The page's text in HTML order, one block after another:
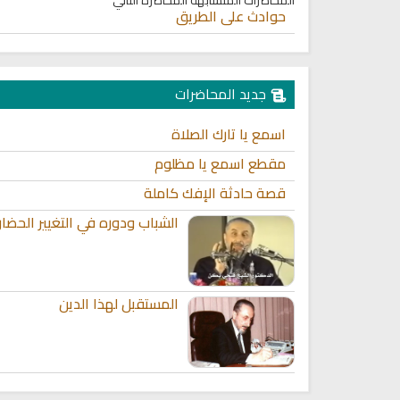
حوادث على الطريق
جديد المحاضرات
اسمع يا تارك الصلاة
مقطع اسمع يا مظلوم
قصة حادثة الإفك كاملة
الشباب ودوره في التغيير
المستقبل لهذا الدين